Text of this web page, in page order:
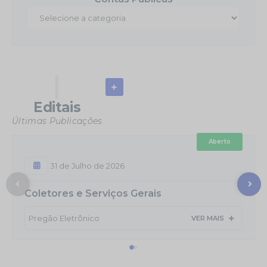
Editais
Últimas Publicações
Pregão Eletrônico
Coletores e Serviços Gerais
Aberto
31 de Julho de 2026
VER MAIS